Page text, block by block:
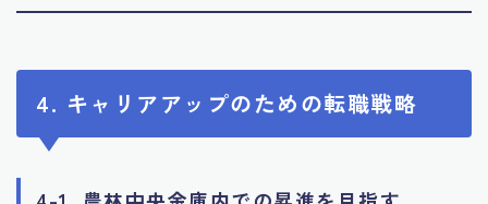
4. キャリアアップのための転職戦略